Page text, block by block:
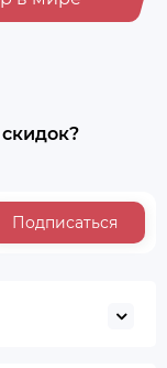
Подписаться